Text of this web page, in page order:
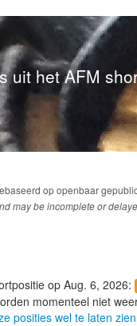
uit het AFM
op openbaar
may be incomplete or
op Aug. 6, 2026:
momenteel niet
posities wel te laten zien